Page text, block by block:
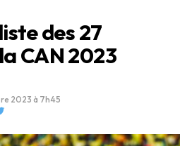
des 27
CAN 2023
2023 à 7h45